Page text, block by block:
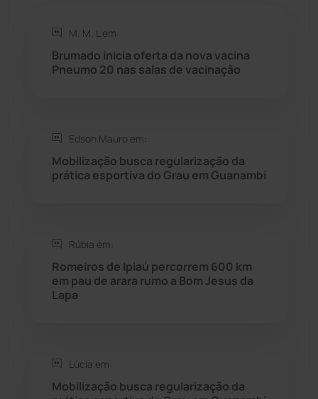
Rio do Antônio
Rio do Pires
Seabra
Sebastião Laranjeiras (96)
Sudoeste Baiano
Tanhaçu
M. M. L em:
Brumado inicia oferta da nova vacina
Pneumo 20 nas salas de vacinação
Edson Mauro em:
Mobilização busca regularização da
prática esportiva do Grau em Guanambi
Rúbia em:
Romeiros de Ipiaú percorrem 600 km
em pau de arara rumo a Bom Jesus da
Lapa
Lúcia em:
Mobilização busca regularização da